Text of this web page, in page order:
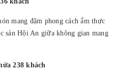
mang đậm phong cách ẩm thực
sản Hội An giữa không gian mang
238 khách